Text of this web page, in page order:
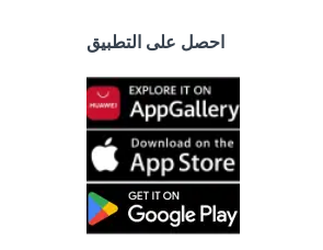
احصل على التطبيق